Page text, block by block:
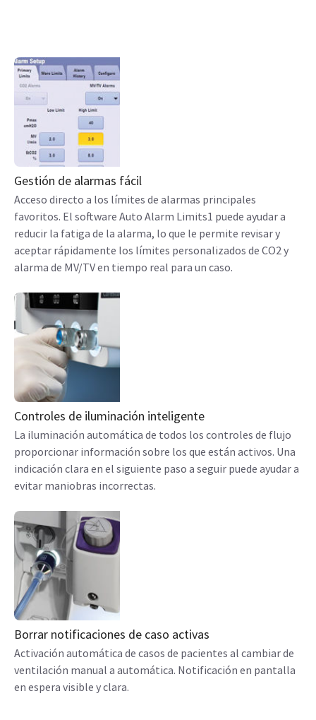
Gestión de alarmas fácil
Acceso directo a los límites de alarmas principales
favoritos. El software Auto Alarm Limits1 puede ayudar a
reducir la fatiga de la alarma, lo que le permite revisar y
aceptar rápidamente los límites personalizados de CO2 y
alarma de MV/TV en tiempo real para un caso.
Controles de iluminación inteligente
La iluminación automática de todos los controles de flujo
proporcionar información sobre los que están activos. Una
indicación clara en el siguiente paso a seguir puede ayudar a
evitar maniobras incorrectas.
Borrar notificaciones de caso activas
Activación automática de casos de pacientes al cambiar de
ventilación manual a automática. Notificación en pantalla
en espera visible y clara.